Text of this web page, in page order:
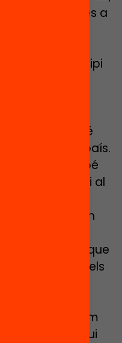
d’esquenes a
i als
Hem dit al principi
el temps de
ha posat de
que
sinó també
del nostre país.
implica també
estigui al
seus
permeti que en
es
escoles; que
per a tots els
tasques
tant
com
que estigui